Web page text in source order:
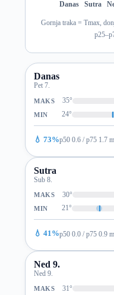
Danas Sutra
Gornja traka = Tmax,
Danas
Pet 7.
MAKS 35°
MIN 24°
💧 73%p50 0.6 / p75 1.7
Sutra
Sub 8.
MAKS 30°
MIN 21°
💧 41%p50 0.0 / p75 0.9
Ned 9.
Ned 9.
MAKS 31°